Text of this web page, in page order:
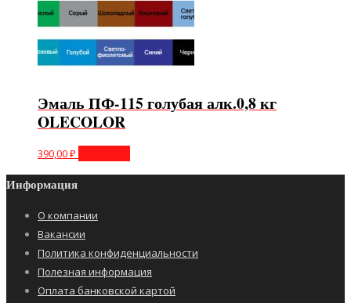
Эмаль ПФ-115 голубая алк.0,8 кг
OLECOLOR
390,00₽
Информация
О компании
Вакансии
Политика конфиденциальности
Полезная информация
Оплата банковской картой